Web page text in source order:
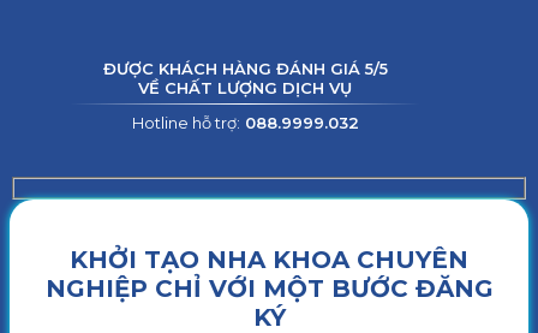
ĐƯỢC KHÁCH HÀNG ĐÁNH GIÁ 5/5
VỀ CHẤT LƯỢNG DỊCH VỤ
Hotline hỗ trợ: 088.9999.032
KHỞI TẠO NHA KHOA CHUYÊN
NGHIỆP CHỈ VỚI MỘT BƯỚC ĐĂNG
KÝ